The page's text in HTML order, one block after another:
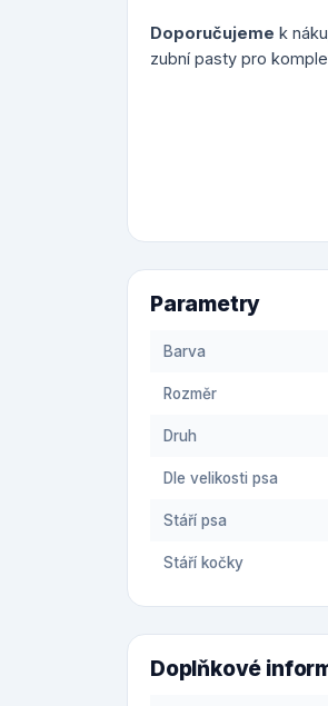
Doporučujeme k
zubní pasty pro
Parametry
Barva
Rozměr
Druh
Dle velikosti psa
Stáří psa
Stáří kočky
Doplňkové